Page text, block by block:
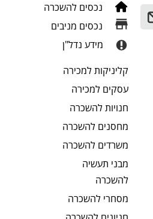
נכסים להשכרה
נכסים מניבים
מידע נדל"ן
קליניקותלמכירה
עסקים למכירה
חנויותלהשכרה
מחסנים להשכרה
משרדים להשכרה
מבני תעשיה
להשכרה
מסחרי להשכרה